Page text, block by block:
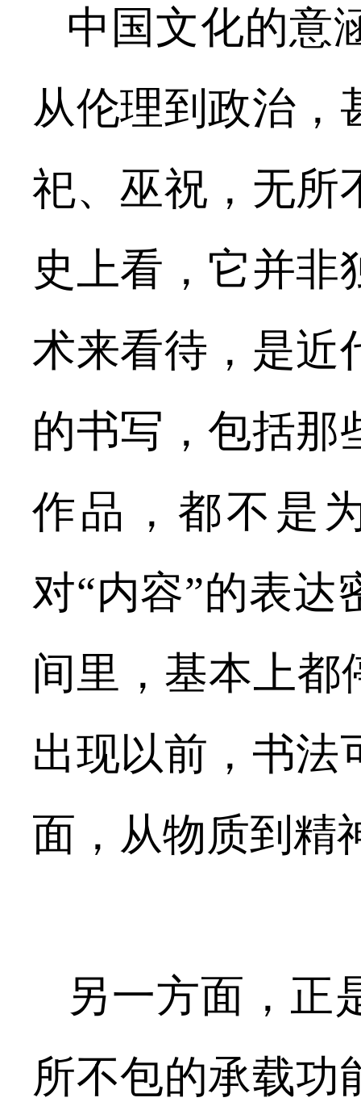
中国文化的意
从伦理到政治，
祀、巫祝，无所
史上看，它并非
术来看待，是近
的书写，包括那
作品，都不是
对“内容”的表达
间里，基本上都
出现以前，书法
面，从物质到精
另一方面，正
所不包的承载功